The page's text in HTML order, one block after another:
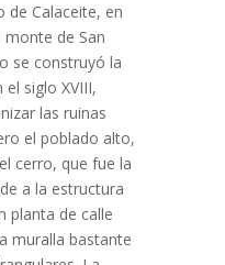
de Calaceite, en
de San
se construyó la
siglo XVIII,
las ruinas
el poblado alto,
cerro, que fue la
a la estructura
planta de calle
muralla bastante